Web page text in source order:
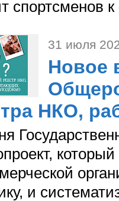
спортсменов
31 июля
Новое
НКО,
и